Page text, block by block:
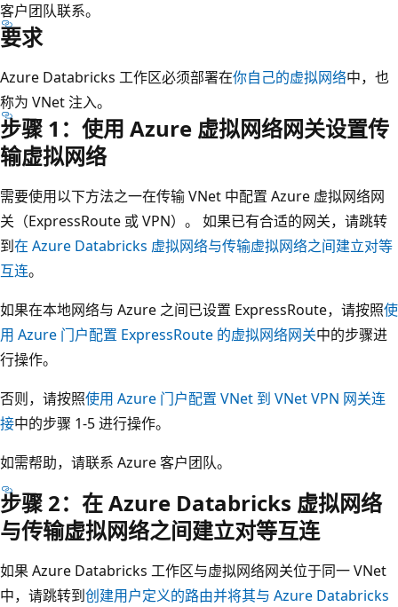
客户团队联系。
要求
Azure Databricks 工作区必须部署在你自己的虚拟网络中，也
称为 VNet 注入。
步骤 1：使用 Azure 虚拟网络网关设置传
输虚拟网络
需要使用以下方法之一在传输 VNet 中配置 Azure 虚拟网络网
关（ExpressRoute 或 VPN）。 如果已有合适的网关，请跳转
到在 Azure Databricks 虚拟网络与传输虚拟网络之间建立对等
互连。
如果在本地网络与 Azure 之间已设置 ExpressRoute，请按照使
用 Azure 门户配置 ExpressRoute 的虚拟网络网关中的步骤进
行操作。
否则，请按照使用 Azure 门户配置 VNet 到 VNet VPN 网关连
接中的步骤 1-5 进行操作。
如需帮助，请联系 Azure 客户团队。
步骤 2：在 Azure Databricks 虚拟网络
与传输虚拟网络之间建立对等互连
如果 Azure Databricks 工作区与虚拟网络网关位于同一 VNet
中，请跳转到创建用户定义的路由并将其与 Azure Databricks